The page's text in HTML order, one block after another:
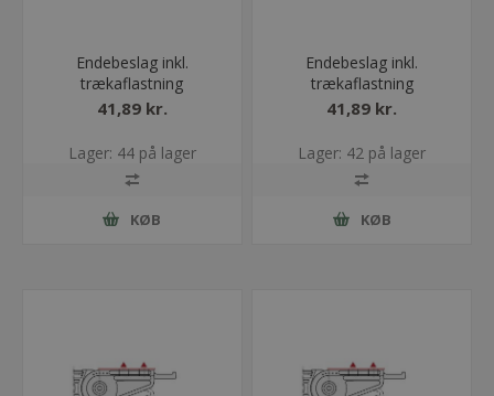
Endebeslag inkl.
trækaflastning
ET0320/QT0320/UA1320
41,89 kr.
Lager: 44 på lager
KØB
Endebeslag inkl.
trækaflastning
ET0320/QT0320/UA1320
41,89 kr.
Lager: 42 på lager
KØB